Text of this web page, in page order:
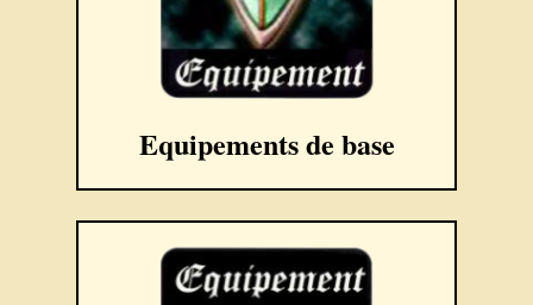
Equipements de base